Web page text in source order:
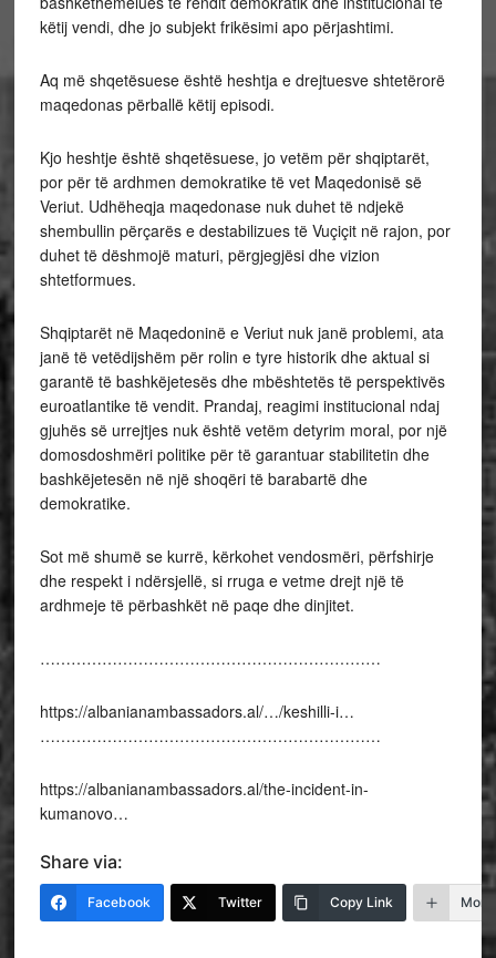
këtij vendi, dhe jo subjekt frikësimi apo përjashtimi.
Aq më shqetësuese është heshtja e drejtuesve shtetërorë
maqedonas përballë këtij episodi.
Kjo heshtje është shqetësuese, jo vetëm për shqiptarët,
por për të ardhmen demokratike të vet Maqedonisë së
Veriut. Udhëheqja maqedonase nuk duhet të ndjekë
shembullin përçarës e destabilizues të Vuçiçit në rajon, por
duhet të dëshmojë maturi, përgjegjësi dhe vizion
shtetformues.
Shqiptarët në Maqedoninë e Veriut nuk janë problemi, ata
janë të vetëdijshëm për rolin e tyre historik dhe aktual si
garantë të bashkëjetesës dhe mbështetës të perspektivës
euroatlantike të vendit. Prandaj, reagimi institucional ndaj
gjuhës së urrejtjes nuk është vetëm detyrim moral, por një
domosdoshmëri politike për të garantuar stabilitetin dhe
bashkëjetesën në një shoqëri të barabartë dhe
demokratike.
Sot më shumë se kurrë, kërkohet vendosmëri, përfshirje
dhe respekt i ndërsjellë, si rruga e vetme drejt një të
ardhmeje të përbashkët në paqe dhe dinjitet.
…………………………………………………………
https://albanianambassadors.al/…/keshilli-i…
…………………………………………………………
https://albanianambassadors.al/the-incident-in-
kumanovo…
Share via:
Facebook Twitter Copy Link More